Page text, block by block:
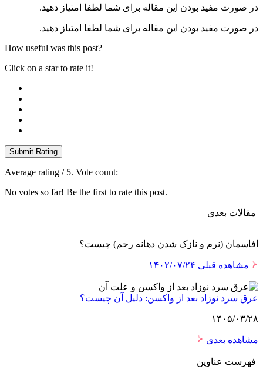
در صورت مفید بودن این مقاله برای شما لطفا امتیاز دهید.
در صورت مفید بودن این مقاله برای شما لطفا امتیاز دهید.
How useful was this post?
Click on a star to rate it!
Submit Rating
Average rating / 5. Vote count:
No votes so far! Be the first to rate this post.
مقالات بعدی
افاسمان (نرم و نازک شدن دهانه رحم) چیست؟
مشاهده قبلی ۱۴۰۲/۰۷/۲۴
عرق سرد نوزاد بعد از واکسن: دلیل آن چیست؟
۱۴۰۵/۰۳/۲۸
مشاهده بعدی
فهرست عناوین